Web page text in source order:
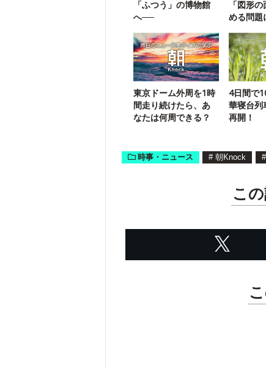
「ふつう」の博物館
へ──
「図形
める問題
東京ドーム外周を1時
間走り続けたら、あ
なたは何周できる？
4日間で
華寝台列
再開！
時事・ニュース # 朝Knock #
こ